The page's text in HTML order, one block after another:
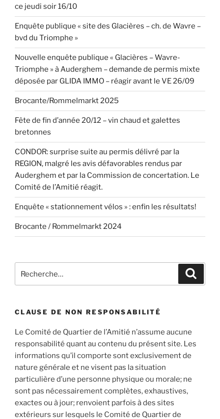
ce jeudi soir 16/10
Enquête publique « site des Glacières – ch. de Wavre –
bvd du Triomphe »
Nouvelle enquête publique « Glacières – Wavre-
Triomphe » à Auderghem – demande de permis mixte
déposée par GLIDA IMMO – réagir avant le VE 26/09
Brocante/Rommelmarkt 2025
Fête de fin d’année 20/12 – vin chaud et galettes
bretonnes
CONDOR: surprise suite au permis délivré par la
REGION, malgré les avis défavorables rendus par
Auderghem et par la Commission de concertation. Le
Comité de l’Amitié réagit.
Enquête « stationnement vélos » : enfin les résultats!
Brocante / Rommelmarkt 2024
pour
CLAUSE DE NON RESPONSABILITÉ
Le Comité de Quartier de l’Amitié n’assume aucune
responsabilité quant au contenu du présent site. Les
informations qu’il comporte sont exclusivement de
nature générale et ne visent pas la situation
particulière d’une personne physique ou morale; ne
sont pas nécessairement complètes, exhaustives,
exactes ou à jour; renvoient parfois à des sites
extérieurs sur lesquels le Comité de Quartier de